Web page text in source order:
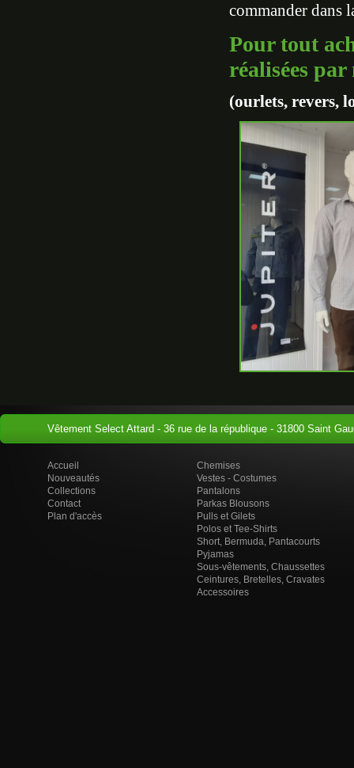
commander dans
Pour tout
réalisées par
(ourlets, revers,
Vêtement Select Attard - 36 rue de la république - 31800 Saint
Accueil
Nouveautés
Collections
Contact
Plan d'accès
Chemises
Vestes - Costumes
Pantalons
Parkas Blousons
Pulls et Gilets
Polos et Tee-Shirts
Short, Bermuda, Pantacourts
Pyjamas
Sous-vêtements, Chaussettes
Ceintures, Bretelles, Cravates
Accessoires